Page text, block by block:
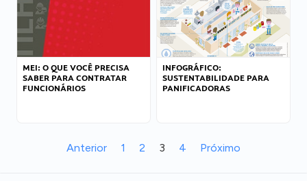
MEI: O QUE VOCÊ PRECISA
SABER PARA CONTRATAR
FUNCIONÁRIOS
INFOGRÁFICO:
SUSTENTABILIDADE PARA
PANIFICADORAS
Anterior 1 2 3 4 Próximo